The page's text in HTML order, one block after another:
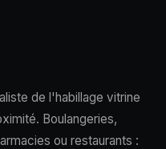
de l'habillage vitrine
Boulangeries,
ou restaurants :